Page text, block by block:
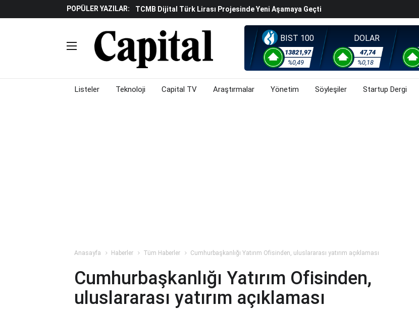
POPÜLER YAZILAR:
TCMB Dijital Türk Lirası Projesinde Yeni Aşamaya Geçti
Küresel Piyasalarda "yüksek Değerleme" Endişeleri Orta Doğu Iyimserliklerini
Gölgeliyor
Fed Ve ABD Verileri Emtia Piyasalarında Oynaklığı Artırdı
Çalışma Alanları Konser Sahnesine Dönüşüyor
Piyasalarda Gün Ortası: Borsa, Döviz Ve Altında Son Durum Ne? (3 Ağustos 2026)
BIST 100
13821,97
%0,49
DOLAR
47,74
%0,18
Listeler Teknoloji Capital TV Araştırmalar Yönetim Söyleşiler Startup Dergi
Anasayfa Haberler Tüm Haberler Cumhurbaşkanlığı Yatırım Ofisinden, uluslararası yatırım açıklaması
Cumhurbaşkanlığı Yatırım Ofisinden,
uluslararası yatırım açıklaması